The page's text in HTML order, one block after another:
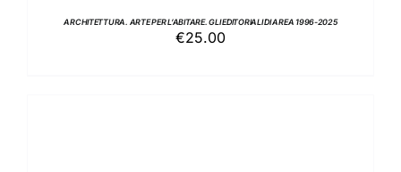
ARCHITETTURA. ARTE PER L’ABITARE. GLI EDITORIALI DI AREA 1996-2025
€25.00